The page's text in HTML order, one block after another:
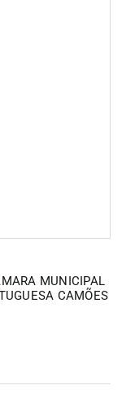
MUNICIPAL
CAMÕES